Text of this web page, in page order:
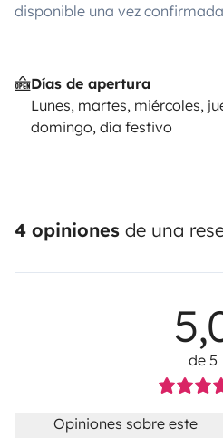
disponible una vez
Días de apertura
Lunes, martes, miércoles,
domingo, día festivo
4 opiniones de una
de 5
Opiniones sobre este